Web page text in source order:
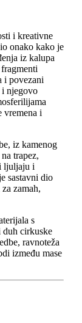
i kreativne
onako kako je
iz kalupa
i povezani
i njegovo
vremena i
iz kamenog
trapez,
ljuljaju i
sastavni dio
zamah,
s
duh cirkuske
ravnoteža
između mase